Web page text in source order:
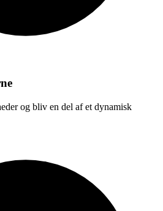
og bliv en del af et dynamisk